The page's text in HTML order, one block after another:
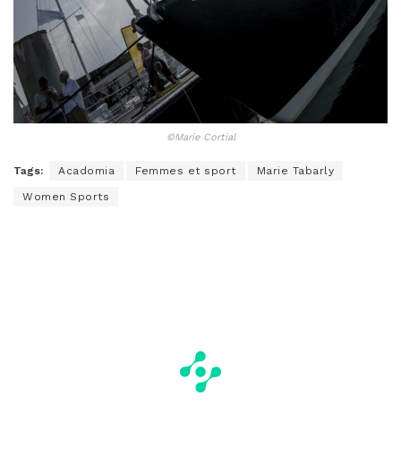
©Marie Cortial
Tags: Acadomia Femmes et sport Marie Tabarly
Women Sports